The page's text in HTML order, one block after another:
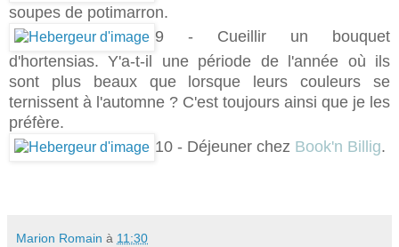
soupes de potimarron.
9 - Cueillir un bouquet
d'hortensias. Y'a-t-il une période de l'année où ils
sont plus beaux que lorsque leurs couleurs se
ternissent à l'automne ? C'est toujours ainsi que je les
préfère.
10 - Déjeuner chez Book'n Billig.
Marion Romain à 11:30